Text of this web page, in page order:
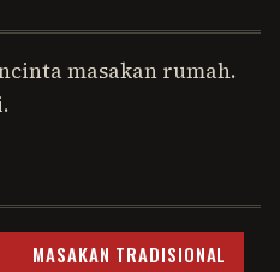
masakan rumah.
MASAKAN TRADISIONAL